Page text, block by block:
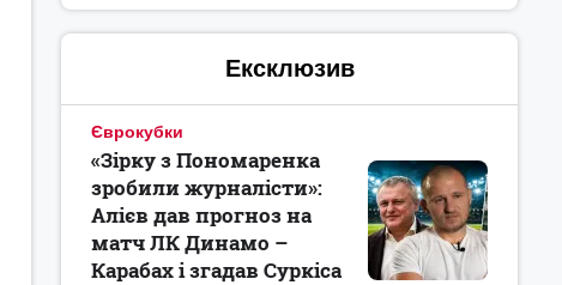
Ексклюзив
Єврокубки
«Зірку з Пономаренка
зробили журналісти»:
Алієв дав прогноз на
матч ЛК Динамо –
Карабах і згадав Суркіса